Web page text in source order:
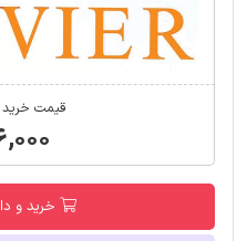
قیمت
خرید و